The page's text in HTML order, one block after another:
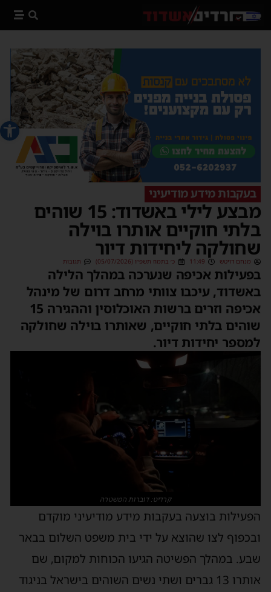
פתח
בעקבות מידע מודיעיני
מבצע לילי באשדוד: 15 שוהים
בלתי חוקיים אותרו בוילה
שחולקה ליחידות דיור
מנחם דויטש 11:49 כ׳ בתמוז תשפ״ו (05/07/2026) תגובות
בפעילות אכיפה שנערכה במהלך הלילה
באשדוד, עיכבו צוותי מרחב דרום של מינהל
אכיפה וזרים ברשות האוכלוסין וההגירה 15
שוהים בלתי חוקיים, שאותרו בוילה שחולקה
למספר יחידות דיור.
קרדיט: דוברות המשטרה
הפעילות בוצעה בעקבות מידע מודיעיני מוקדם
ובכפוף לצו שהוצא על ידי בית משפט השלום בבאר
שבע. במהלך הפשיטה הגיעו הכוחות למקום, שם
אותרו 13 גברים ושתי נשים השוהים בישראל בניגוד